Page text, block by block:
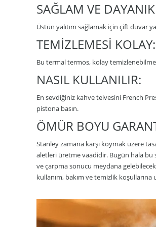
SAĞLAM VE
Üstün yalıtım sağlamak için çift duvar
TEMİZLEMESİ KOLAY:
Bu termal termos, kolay
NASIL KULLANILIR:
En sevdiğiniz kahve telvesini French
pistona basın.
ÖMÜR BOYU
Stanley zamana karşı koymak üzere
aletleri üretme vaadidir. Bugün hala bu
ve çarpma sonucu meydana
kullanım, bakım ve temizlik